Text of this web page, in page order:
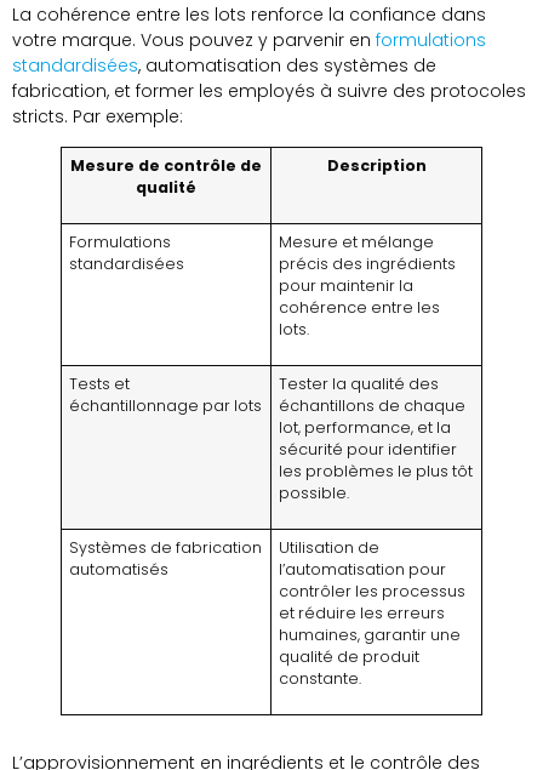
La cohérence entre les lots renforce la confiance dans
votre marque. Vous pouvez y parvenir en formulations
standardisées, automatisation des systèmes de
fabrication, et former les employés à suivre des protocoles
stricts. Par exemple:
Mesure de contrôle de
qualité
Description
Formulations
standardisées
Mesure et mélange
précis des ingrédients
pour maintenir la
cohérence entre les
lots.
Tests et
échantillonnage par lots
Tester la qualité des
échantillons de chaque
lot, performance, et la
sécurité pour identifier
les problèmes le plus tôt
possible.
Systèmes de fabrication
automatisés
Utilisation de
l’automatisation pour
contrôler les processus
et réduire les erreurs
humaines, garantir une
qualité de produit
constante.
L’approvisionnement en ingrédients et le contrôle des